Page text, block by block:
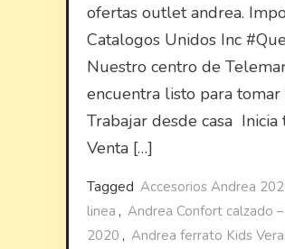
ofertas outlet andrea.
Catalogos Unidos Inc
Nuestro centro de
encuentra listo para
Trabajar desde casa Inicia
Venta […]
Tagged Accesorios Andrea
linea , Andrea Confort calzado
2020 , Andrea ferrato Kids